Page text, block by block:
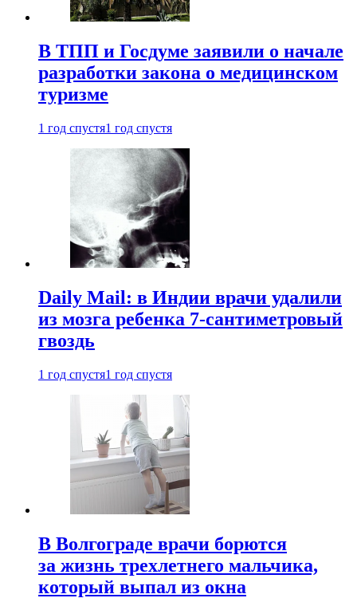
В ТПП и Госдуме заявили о начале
разработки закона о медицинском
туризме
1 год спустя1 год спустя
Daily Mail: в Индии врачи удалили
из мозга ребенка 7-сантиметровый
гвоздь
1 год спустя1 год спустя
В Волгограде врачи борются
за жизнь трехлетнего мальчика,
который выпал из окна